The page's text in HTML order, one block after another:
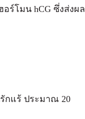
ร์โมน hCG ซึ่งส่งผล
กแร้ ประมาณ 20